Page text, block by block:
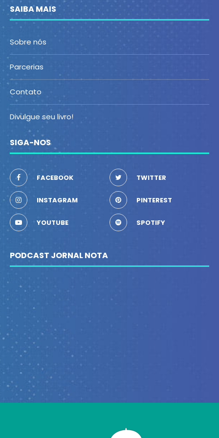
SAIBA MAIS
Sobre nós
Parcerias
Contato
Divulgue seu livro!
SIGA-NOS
FACEBOOK TWITTER
INSTAGRAM PINTEREST
YOUTUBE SPOTIFY
PODCAST JORNAL NOTA